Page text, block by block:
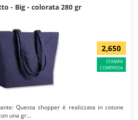
- Big - colorata 280 gr
2,650
STAMPA
COMPRESA
Questa shopper è realizzata in cotone
una gr...